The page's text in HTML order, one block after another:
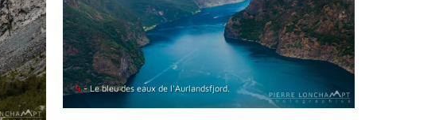
9- Le bleu des eaux de l'Aurlandsfjord.